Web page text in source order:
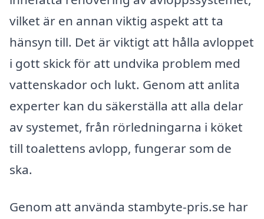
vilket är en annan viktig aspekt att ta
hänsyn till. Det är viktigt att hålla avloppet
i gott skick för att undvika problem med
vattenskador och lukt. Genom att anlita
experter kan du säkerställa att alla delar
av systemet, från rörledningarna i köket
till toalettens avlopp, fungerar som de
ska.
Genom att använda stambyte-pris.se har